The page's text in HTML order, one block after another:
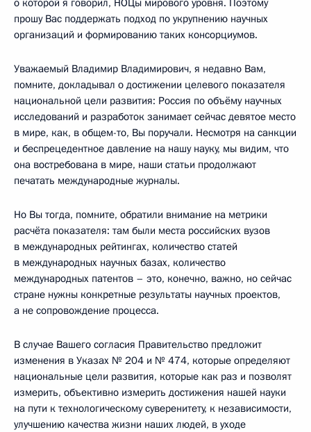
прошу Вас поддержать подход по укрупнению научных
организаций и формированию таких консорциумов.
Уважаемый Владимир Владимирович, я недавно Вам,
помните, докладывал о достижении целевого показателя
национальной цели развития: Россия по объёму научных
исследований и разработок занимает сейчас девятое место
в мире, как, в общем-то, Вы поручали. Несмотря на санкции
и беспрецедентное давление на нашу науку, мы видим, что
она востребована в мире, наши статьи продолжают
печатать международные журналы.
Но Вы тогда, помните, обратили внимание на метрики
расчёта показателя: там были места российских вузов
в международных рейтингах, количество статей
в международных научных базах, количество
международных патентов – это, конечно, важно, но сейчас
стране нужны конкретные результаты научных проектов,
а не сопровождение процесса.
В случае Вашего согласия Правительство предложит
изменения в Указах № 204 и № 474, которые определяют
национальные цели развития, которые как раз и позволят
измерить, объективно измерить достижения нашей науки
на пути к технологическому суверенитету, к независимости,
улучшению качества жизни наших людей, в уходе